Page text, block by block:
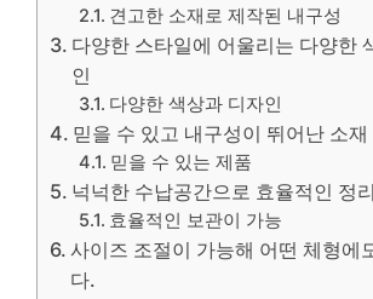
견고한 소재로 제작된 내구성
다양한 스타일에 어울리는 다양한
인
다양한 색상과 디자인
믿을 수 있고 내구성이 뛰어난 소재
믿을 수 있는 제품
넉넉한 수납공간으로 효율적인 정리
효율적인 보관이 가능
사이즈 조절이 가능해 어떤 체형에
다.